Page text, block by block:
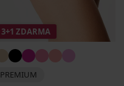
3+1 ZDARMA
PREMIUM